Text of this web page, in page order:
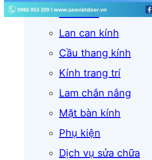
Mái kính
Lan can kính
Cầu thang kính
Kính trang trí
Lam chắn nắng
Mặt bàn kính
Phụ kiện
Dịch vụ sửa chữa